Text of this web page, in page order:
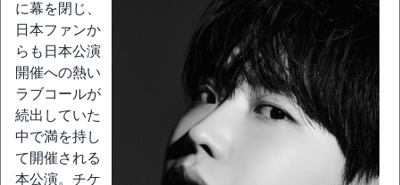
に幕を閉じ、
日本ファンか
らも日本公演
開催への熱い
ラブコールが
続出していた
中で満を持し
て開催される
本公演。チケ